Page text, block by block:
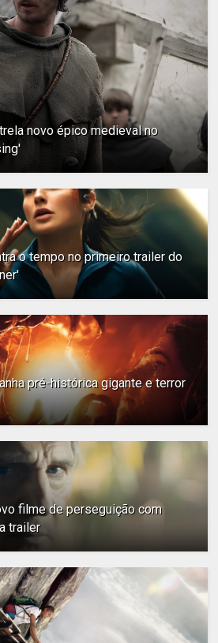
novo épico medieval no
o tempo no primeiro trailer do
pré-histórica gigante e terror
filme de perseguição com
trailer